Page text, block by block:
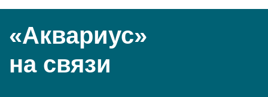
«Аквариус»
на связи